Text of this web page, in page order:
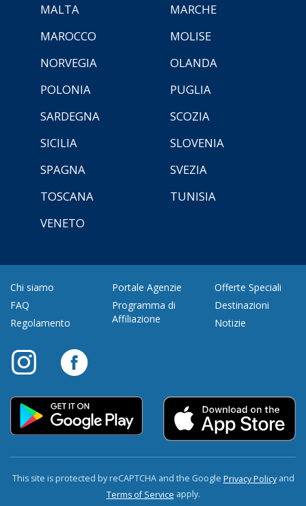
MALTA
MARCHE
MAROCCO
MOLISE
NORVEGIA
OLANDA
POLONIA
PUGLIA
SARDEGNA
SCOZIA
SICILIA
SLOVENIA
SPAGNA
SVEZIA
TOSCANA
TUNISIA
VENETO
Chi siamo
FAQ
Regolamento
Portale Agenzie
Programma di
Affiliazione
Offerte Speciali
Destinazioni
Notizie
This site is protected by reCAPTCHA and the Google Privacy Policyand
Terms of Service apply.